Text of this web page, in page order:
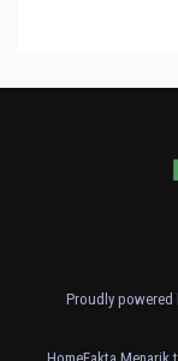
Proudly powered